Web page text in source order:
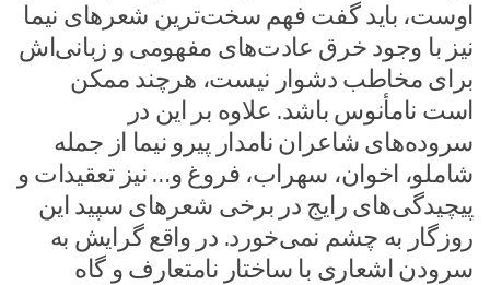
اوست، باید گفت فهم سخت‌ترین شعرهای نیما
نیز با وجود خرق عادت‌های مفهومی و زبانی‌اش
برای مخاطب دشوار نیست، هرچند ممکن
است نامأنوس باشد. علاوه بر این در
سروده‌های شاعران نامدار پیرو نیما از جمله
شاملو، اخوان، سهراب، فروغ و… نیز تعقیدات و
پیچیدگی‌های رایج در برخی شعرهای سپید این
روزگار به چشم نمی‌خورد. در واقع گرایش به
سرودن اشعاری با ساختار نامتعارف و گاه